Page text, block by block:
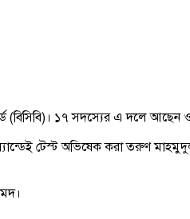
১৭ সদস্যের এ দলে আছেন
টেস্ট অভিষেক করা তরুণ মাহমুদুল